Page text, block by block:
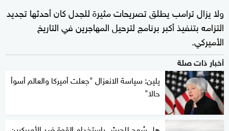
ولا يزال ترامب يطلق تصريحات مثيرة للجدل كان أحدثها تجديد
التزامه بتنفيذ أكبر برنامج لترحيل المهاجرين في التاريخ
الأميركي.
أخبار ذات صلة
يلين: سياسة الانعزال "جعلت أميركا والعالم أسوأ
حالا"